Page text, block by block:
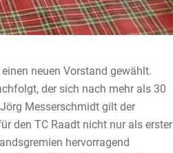
neuen Vorstand gewählt.
der sich nach mehr als 30
Messerschmidt gilt der
den TC Raadt nicht nur als erster
hervorragend